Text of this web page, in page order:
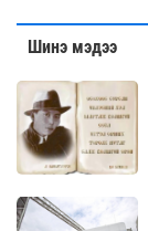
Шинэ мэдээ